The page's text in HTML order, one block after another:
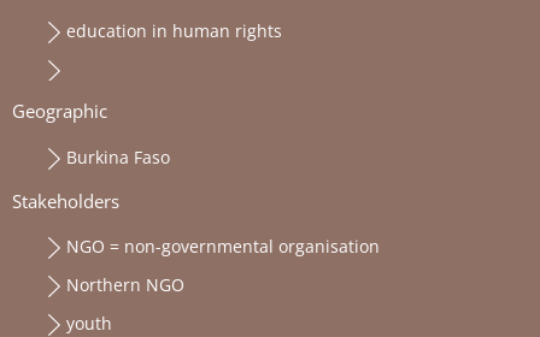
education in human rights
Geographic
Burkina Faso
Stakeholders
NGO = non-governmental organisation
Northern NGO
youth